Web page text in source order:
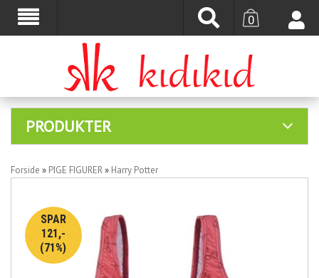
0
PRODUKTER
Forside » PIGE FIGURER» Harry Potter
SPAR
121,-
(71%)